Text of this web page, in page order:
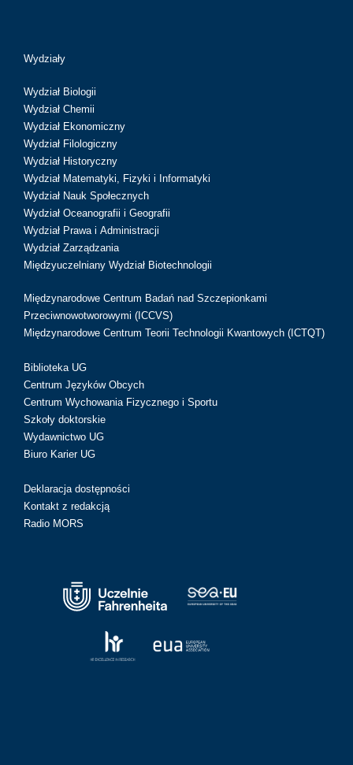
Wydziały
Wydział Biologii
Wydział Chemii
Wydział Ekonomiczny
Wydział Filologiczny
Wydział Historyczny
Wydział Matematyki, Fizyki i Informatyki
Wydział Nauk Społecznych
Wydział Oceanografii i Geografii
Wydział Prawa i Administracji
Wydział Zarządzania
Międzyuczelniany Wydział Biotechnologii
Międzynarodowe Centrum Badań nad Szczepionkami
Przeciwnowotworowymi (ICCVS)
Międzynarodowe Centrum Teorii Technologii Kwantowych (ICTQT)
Biblioteka UG
Centrum Języków Obcych
Centrum Wychowania Fizycznego i Sportu
Szkoły doktorskie
Wydawnictwo UG
Biuro Karier UG
Deklaracja dostępności
Kontakt z redakcją
Radio MORS